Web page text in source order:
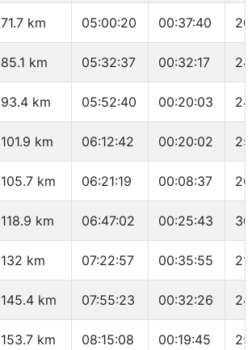
71.7 km 05:00:20 00:37:40
85.1 km 05:32:37 00:32:17
93.4 km 05:52:40 00:20:03
101.9 km 06:12:42 00:20:02
105.7 km 06:21:19 00:08:37
118.9 km 06:47:02 00:25:43
132 km 07:22:57 00:35:55
145.4 km 07:55:23 00:32:26
153.7 km 08:15:08 00:19:45